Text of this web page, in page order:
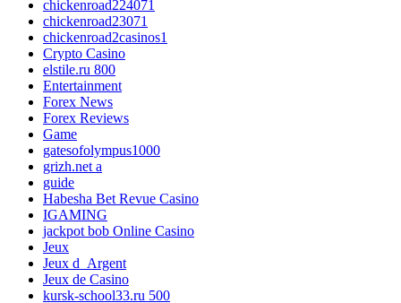
chickenroad224071
chickenroad23071
chickenroad2casinos1
Crypto Casino
elstile.ru 800
Entertainment
Forex News
Forex Reviews
Game
gatesofolympus1000
grizh.net a
guide
Habesha Bet Revue Casino
IGAMING
jackpot bob Online Casino
Jeux
Jeux d_Argent
Jeux de Casino
kursk-school33.ru 500